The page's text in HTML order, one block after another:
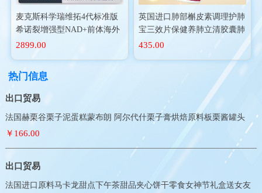
麦克斯科学瑞维拓4代标准版
希诺裂增强型NAD+前体海外
进口
2899.00
英国进口肺部槲皮素调理护肺
宝三效片保健养肺立清胶囊肺
动力二氢
435.00
热门信息
出口贸易
法国赫栗谷栗子泥蛋糕蒙布朗 阿尔代什栗子膏烘焙原料板栗酱罐头
￥166.00
出口贸易
法国进口原料马卡龙甜点下午茶甜品夹心饼干零食女神节礼盒送女友